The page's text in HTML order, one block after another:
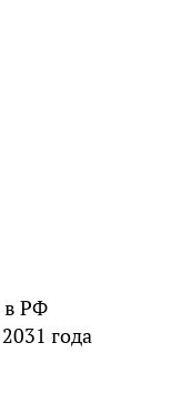
в РФ
года